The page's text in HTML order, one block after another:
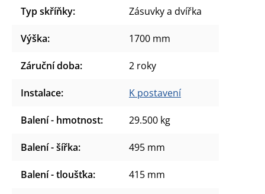
Typ skříňky: Zásuvky a dvířka
Výška: 1700 mm
Záruční doba: 2 roky
Instalace: K postavení
Balení - hmotnost: 29.500 kg
Balení - šířka: 495 mm
Balení - tloušťka: 415 mm